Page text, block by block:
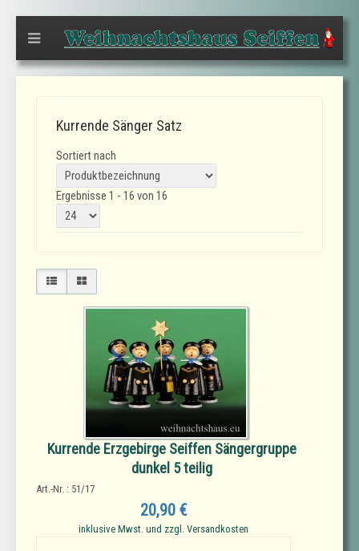
Kurrende Sänger Satz
Sortiert nach
Ergebnisse 1 - 16 von 16
Kurrende Erzgebirge Seiffen Sängergruppe
dunkel 5 teilig
Art.-Nr. : 51/17
20,90 €
inklusive Mwst. und zzgl. Versandkosten